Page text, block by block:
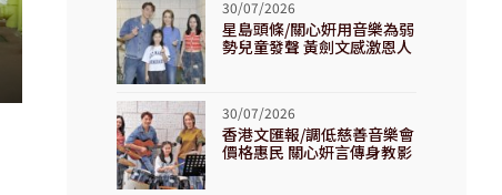
星島頭條/關心妍用音樂為弱
勢兒童發聲 黃劍文感激恩人
30/07/2026
香港文匯報/調低慈善音樂會
價格惠民 關心妍言傳身教影
30/07/2026